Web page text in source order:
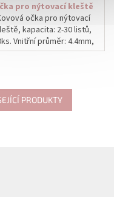
pro nýtovací kleště
očka pro nýtovací
kapacita: 2-30 listů,
Vnitřní průměr: 4.4mm,
průměr 7.8mm, délka
V balení: 50 ks
PRODUKTY